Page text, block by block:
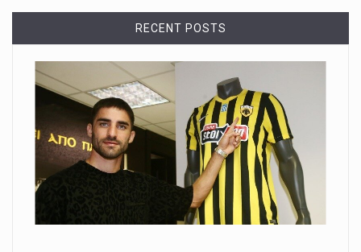
RECENT POSTS